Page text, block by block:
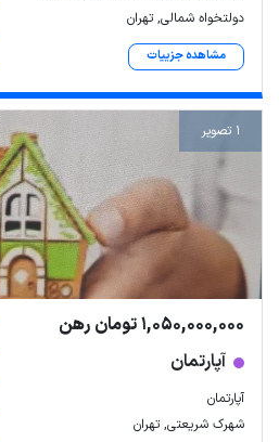
دولتخواه شمالی, تهران
مشاهده جزییات
1 تصویر
1,050,000,000 تومان رهن
آپارتمان
آپارتمان
شهرک شریعتی, تهران